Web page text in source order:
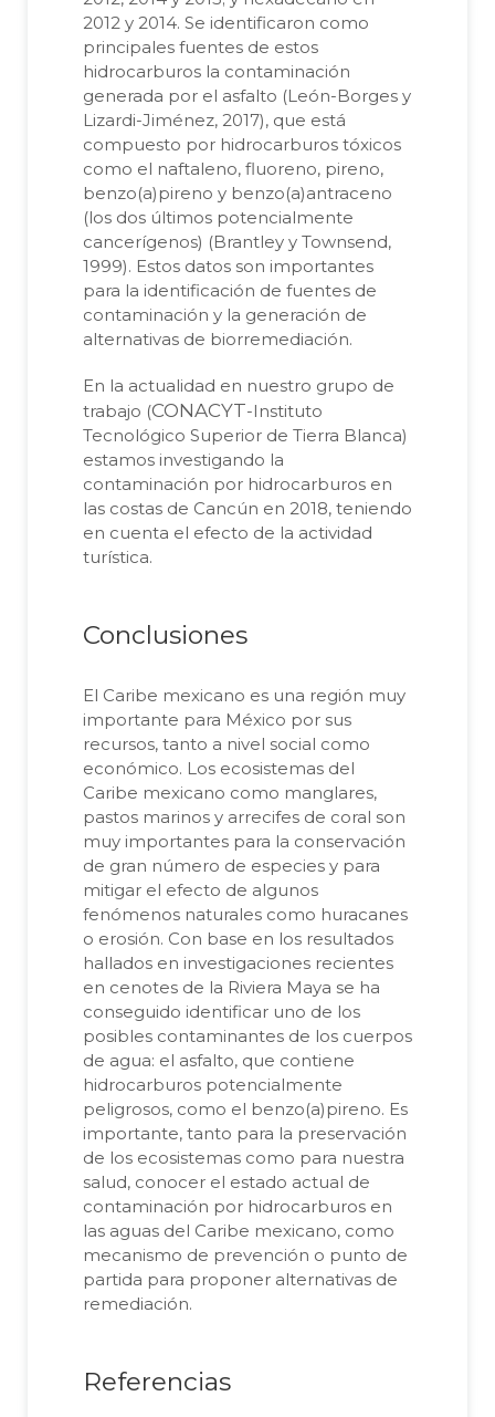
2012 y 2014. Se identificaron como
principales fuentes de estos
hidrocarburos la contaminación
generada por el asfalto (León-Borges y
Lizardi-Jiménez, 2017), que está
compuesto por hidrocarburos tóxicos
como el naftaleno, fluoreno, pireno,
benzo(a)pireno y benzo(a)antraceno
(los dos últimos potencialmente
cancerígenos) (Brantley y Townsend,
1999). Estos datos son importantes
para la identificación de fuentes de
contaminación y la generación de
alternativas de biorremediación.
En la actualidad en nuestro grupo de
trabajo (CONACYT-Instituto
Tecnológico Superior de Tierra Blanca)
estamos investigando la
contaminación por hidrocarburos en
las costas de Cancún en 2018, teniendo
en cuenta el efecto de la actividad
turística.
Conclusiones
El Caribe mexicano es una región muy
importante para México por sus
recursos, tanto a nivel social como
económico. Los ecosistemas del
Caribe mexicano como manglares,
pastos marinos y arrecifes de coral son
muy importantes para la conservación
de gran número de especies y para
mitigar el efecto de algunos
fenómenos naturales como huracanes
o erosión. Con base en los resultados
hallados en investigaciones recientes
en cenotes de la Riviera Maya se ha
conseguido identificar uno de los
posibles contaminantes de los cuerpos
de agua: el asfalto, que contiene
hidrocarburos potencialmente
peligrosos, como el benzo(a)pireno. Es
importante, tanto para la preservación
de los ecosistemas como para nuestra
salud, conocer el estado actual de
contaminación por hidrocarburos en
las aguas del Caribe mexicano, como
mecanismo de prevención o punto de
partida para proponer alternativas de
remediación.
Referencias